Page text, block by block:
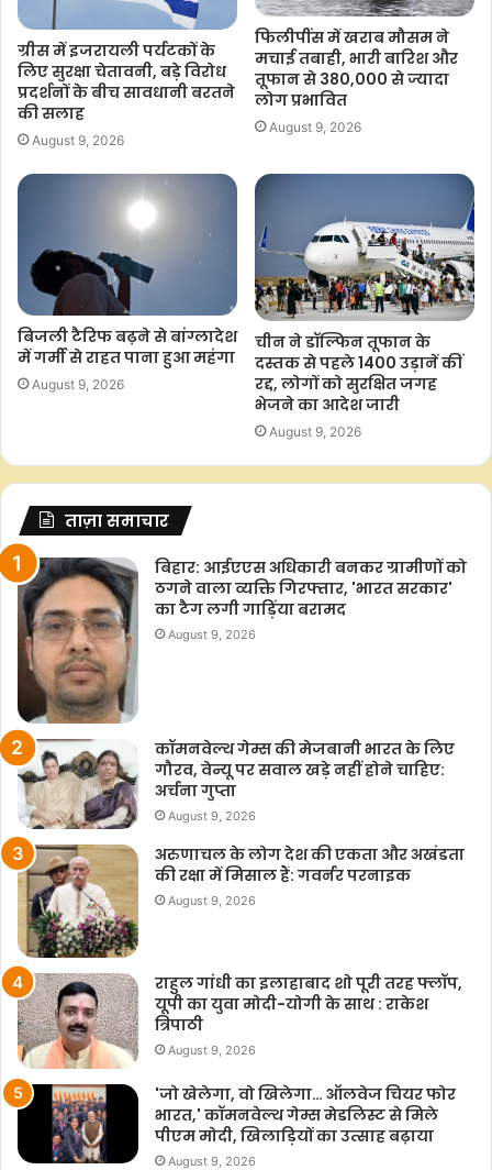
ग्रीस में इजरायली पर्यटकों के
लिए सुरक्षा चेतावनी, बड़े विरोध
प्रदर्शनों के बीच सावधानी बरतने
की सलाह
August 9, 2026
फिलीपींस में खराब मौसम ने
मचाई तबाही, भारी बारिश और
तूफान से 380,000 से ज्यादा
लोग प्रभावित
August 9, 2026
बिजली टैरिफ बढ़ने से बांग्लादेश
में गर्मी से राहत पाना हुआ महंगा
August 9, 2026
चीन ने डॉल्फिन तूफान के
दस्तक से पहले 1400 उड़ानें कीं
रद्द, लोगों को सुरक्षित जगह
भेजने का आदेश जारी
August 9, 2026
ताज़ा समाचार
बिहार: आईएएस अधिकारी बनकर ग्रामीणों को
ठगने वाला व्यक्ति गिरफ्तार, 'भारत सरकार'
का टैग लगी गाड़िंया बरामद
August 9, 2026
कॉमनवेल्थ गेम्स की मेजबानी भारत के लिए
गौरव, वेन्यू पर सवाल खड़े नहीं होने चाहिए:
अर्चना गुप्ता
August 9, 2026
अरुणाचल के लोग देश की एकता और अखंडता
की रक्षा में मिसाल हैं: गवर्नर परनाइक
August 9, 2026
राहुल गांधी का इलाहाबाद शो पूरी तरह फ्लॉप,
यूपी का युवा मोदी-योगी के साथ : राकेश
त्रिपाठी
August 9, 2026
'जो खेलेगा, वो खिलेगा… ऑलवेज चियर फोर
भारत,' कॉमनवेल्थ गेम्स मेडलिस्ट से मिले
पीएम मोदी, खिलाड़ियों का उत्साह बढ़ाया
August 9, 2026